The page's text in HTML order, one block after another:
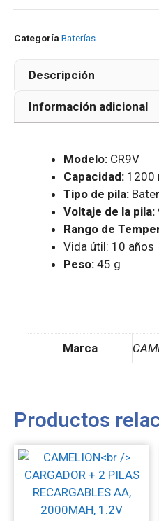
Categoría Baterías
Descripción
Información adicional
Modelo: CR9V
Capacidad: 1200
Tipo de pila:
Voltaje de la pila:
Rango de
Vida útil: 10 años
Peso: 45 g
Marca
Productos